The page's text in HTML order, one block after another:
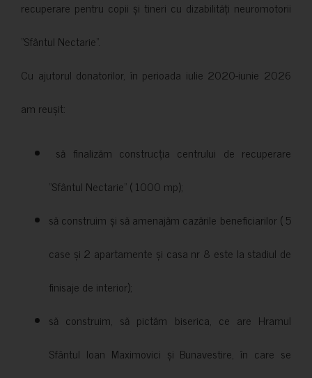
recuperare pentru copii și tineri cu dizabilități neuromotorii
”Sfântul Nectarie”.
Cu ajutorul donatorilor, în perioada iulie 2020-iunie 2026
am reușit:
să finalizăm construcția centrului de recuperare
”Sfântul Nectarie” ( 1000 mp);
să construim și să amenajăm cazările beneficiarilor ( 5
case și 2 apartamente și casa nr 8 este la stadiul de
finisaje de interior);
să construim, să pictăm biserica, ce are Hramul
Sfântul Ioan Maximovici și Bunavestire, în care se